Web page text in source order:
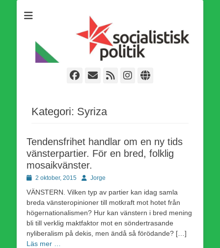
världsomfattande socialistiska Fjärde Internationalen och en viktig
tillgång i kampen för en socialistisk framtid!
Facebook
E-
Webbflöde
Instagram
Webbplats
Kategori: Syriza
Tendensfrihet handlar om en ny tids
vänsterpartier. För en bred, folklig
mosaikvänster.
Publicerad
2 oktober, 2015 Författare
Jorge
VÄNSTERN. Vilken typ av partier kan idag samla
breda vänsteropinioner till motkraft mot hotet från
högernationalismen? Hur kan vänstern i bred mening
bli till verklig maktfaktor mot en söndertrasande
nyliberalism på dekis, men ändå så förödande? […]
Läs mer …